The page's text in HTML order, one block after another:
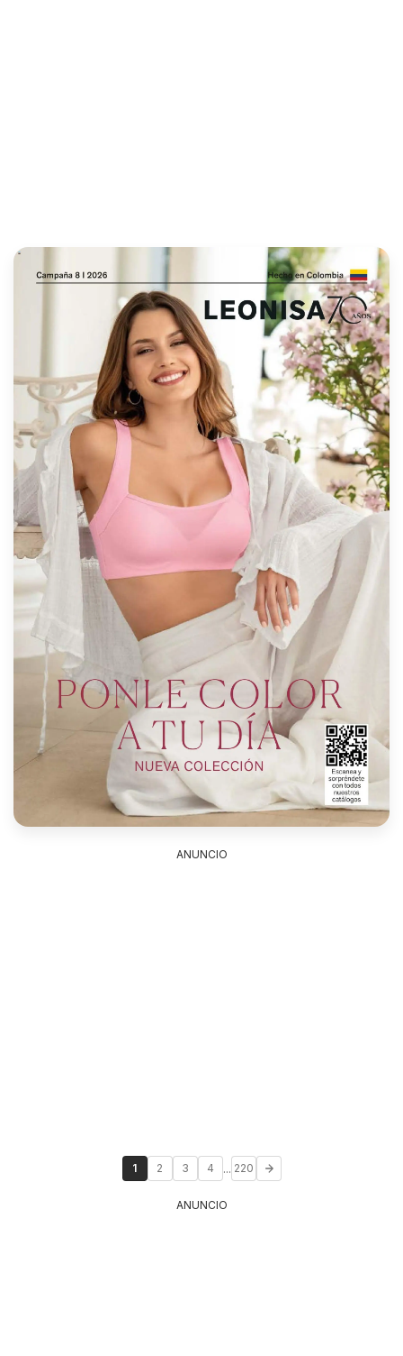
ANUNCIO
1 2 3 4 ... 220
ANUNCIO